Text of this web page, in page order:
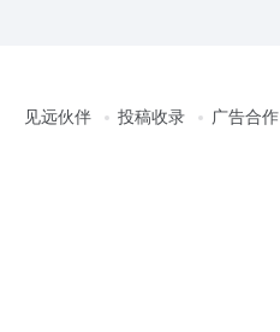
见远伙伴 投稿收录 广告合作